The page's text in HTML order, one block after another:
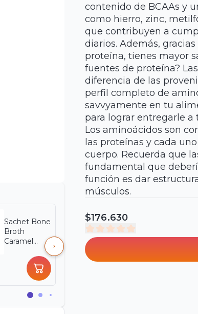
Sachet Bone
Broth
Caramel
Savvy X 25 g
Veggie
Powder
Savvy x 30 g
contenido de BCAAs y
como hierro, zinc,
que contribuyen a
diarios. Además,
proteína, tienes mayor
fuentes de proteína?
diferencia de las
perfil completo de
savvyamente en tu
para lograr entregarle
Los aminoácidos son
las proteínas y cada
cuerpo. Recuerda que
fundamental que
función es dar
músculos.
$176.630